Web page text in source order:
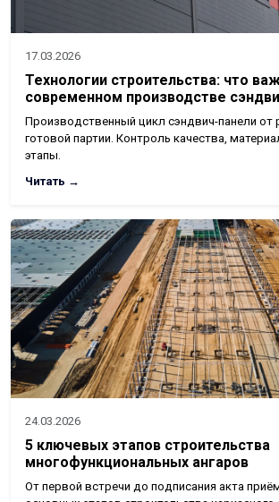
17.03.2026
Технологии строительства: что
современном производстве
Производственный цикл сэндвич-панели от
готовой партии. Контроль качества,
этапы.
Читать →
24.03.2026
5 ключевых этапов строительства
многофункциональных ангаров
От первой встречи до подписания акта